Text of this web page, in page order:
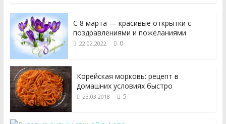
С 8 марта — красивые открытки с
поздравлениями и пожеланиями
22.02.2022 0
Корейская морковь: рецепт в
домашних условиях быстро
23.03.2018 5